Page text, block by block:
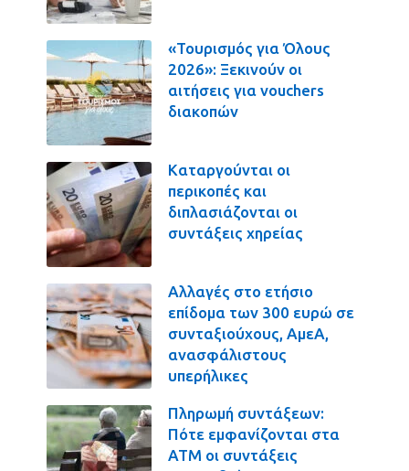
«Τουρισμός για Όλους
2026»: Ξεκινούν οι
αιτήσεις για vouchers
διακοπών
Καταργούνται οι
περικοπές και
διπλασιάζονται οι
συντάξεις χηρείας
Αλλαγές στο ετήσιο
επίδομα των 300 ευρώ σε
συνταξιούχους, ΑμεΑ,
ανασφάλιστους
υπερήλικες
Πληρωμή συντάξεων:
Πότε εμφανίζονται στα
ΑΤΜ οι συντάξεις